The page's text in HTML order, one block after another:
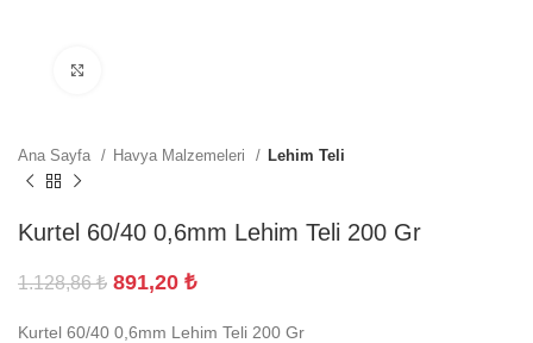
Ana Sayfa Havya Malzemeleri Lehim Teli
Kurtel 60/40 0,6mm Lehim Teli 200 Gr
1.128,86₺ 891,20 ₺
Kurtel 60/40 0,6mm Lehim Teli 200 Gr